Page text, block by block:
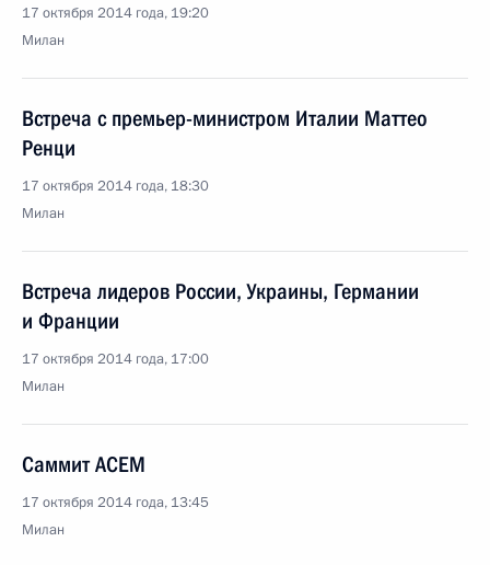
17 октября 2014 года, 19:20
Милан
Встреча с премьер-министром Италии Маттео
Ренци
17 октября 2014 года, 18:30
Милан
Встреча лидеров России, Украины, Германии
и Франции
17 октября 2014 года, 17:00
Милан
Саммит АСЕМ
17 октября 2014 года, 13:45
Милан